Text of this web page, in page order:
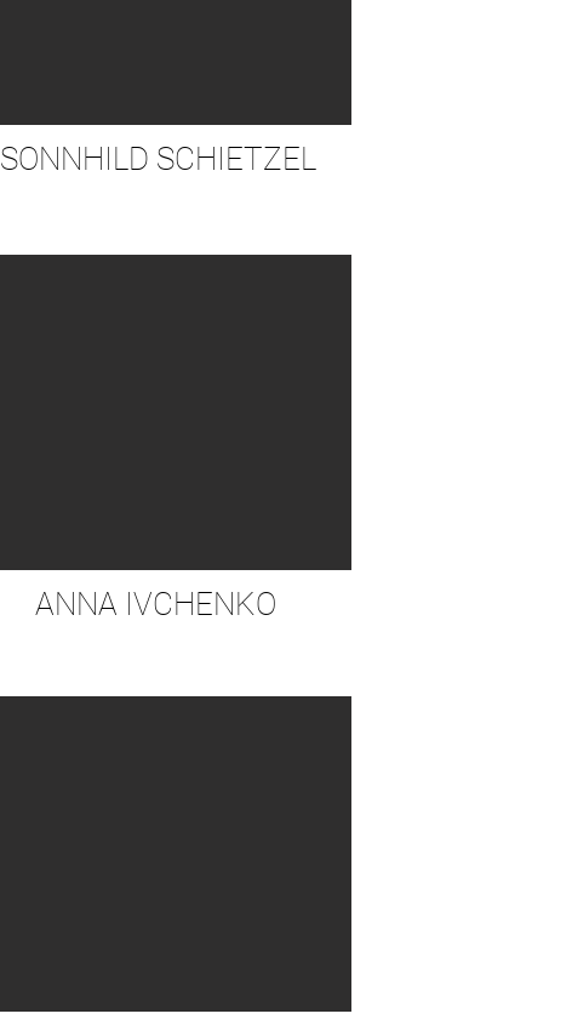
SONNHILD SCHIETZEL
ANNA IVCHENKO